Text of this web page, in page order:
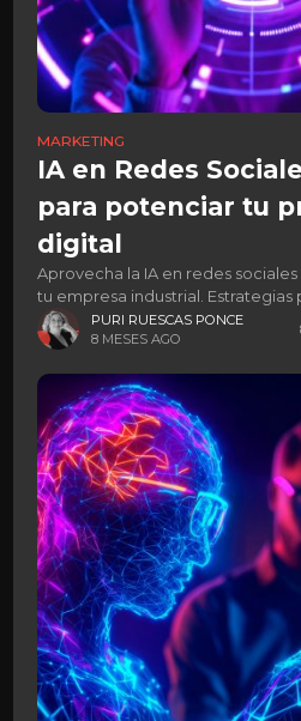
MARKETING
IA en Redes
para potenciar tu
digital
Aprovecha la IA en redes
tu empresa industrial. Estrategias
ventas. PURI RUESCAS PONCE
8 MESES AGO